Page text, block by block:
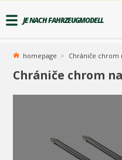
JE NACH FAHRZEUGMODELL
homepage Chrániče chrom
Chrániče chrom